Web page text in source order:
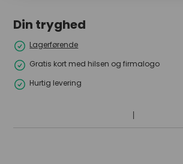
Din tryghed
Lagerførende
Gratis kort med hilsen og firmalogo
Hurtig levering